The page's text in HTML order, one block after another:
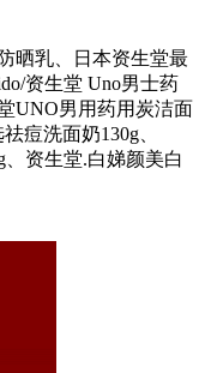
晒乳、日本资生堂最
资生堂 Uno男士药
UNO男用药用炭洁面
痘洗面奶130g、
、资生堂.白娣颜美白